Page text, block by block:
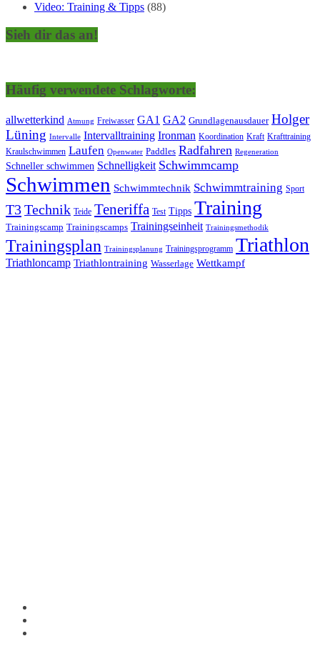
Video: Training & Tipps (88)
Sieh dir das an!
Häufig verwendete Schlagworte:
allwetterkind Atmung Freiwasser GA1 GA2 Grundlagenausdauer Holger
Lüning Intervalle Intervalltraining Ironman Koordination Kraft Krafttraining
Kraulschwimmen Laufen Openwater Paddles Radfahren Regeneration
Schneller schwimmen Schnelligkeit Schwimmcamp
Schwimmen Schwimmtechnik Schwimmtraining Sport
T3Technik Teide Teneriffa Test Tipps Training
Trainingscamp Trainingscamps Trainingseinheit Trainingsmethodik
Trainingsplan Trainingsplanung Trainingsprogramm Triathlon
Triathloncamp Triathlontraining Wasserlage Wettkampf